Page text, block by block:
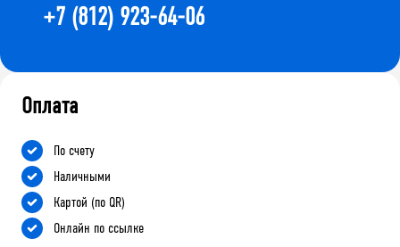
+7 (812) 923-64-06
Оплата
По счету
Наличными
Картой (по QR)
Онлайн по ссылке